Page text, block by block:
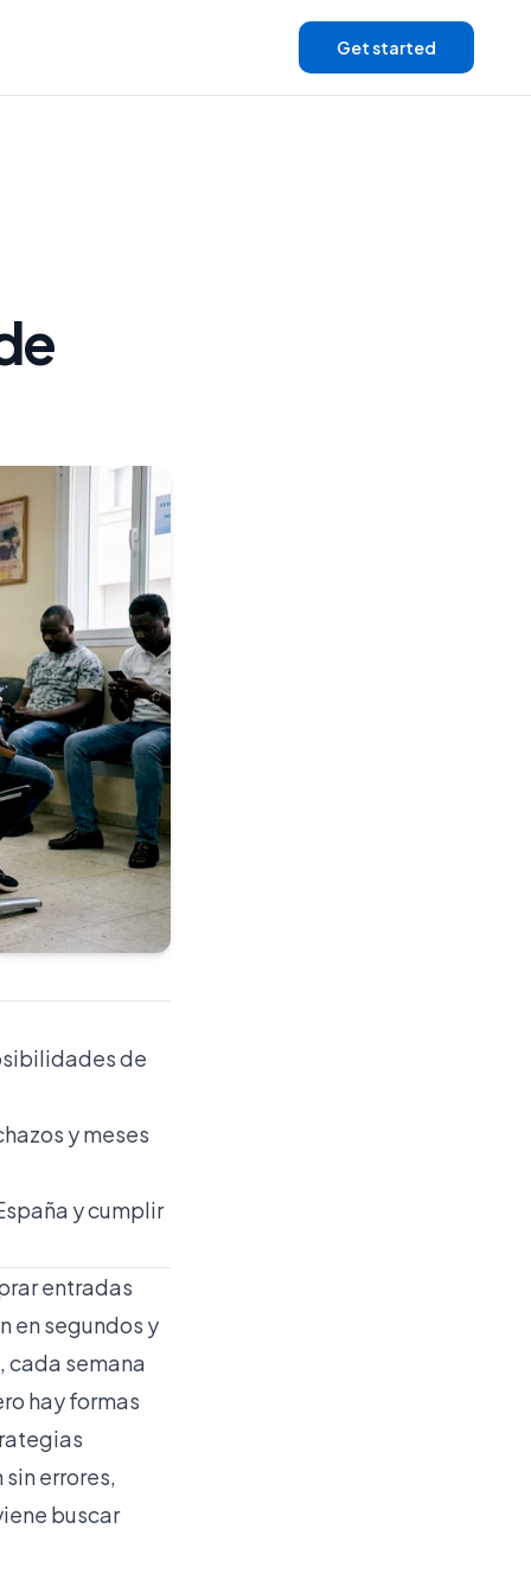
Get started
de
y meses
y cumplir
entradas
en segundos y
cada semana
hay formas
errores,
buscar